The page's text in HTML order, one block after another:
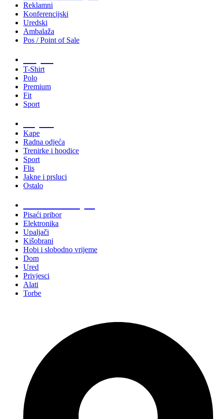
Reklamni
Konferencijski
Uredski
Ambalaža
Pos / Point of Sale
T-Shirt
Polo
Premium
Fit
Sport
Kape
Radna odjeća
Trenirke i hoodice
Sport
Flis
Jakne i prsluci
Ostalo
Pisaći pribor
Elektronika
Upaljači
Kišobrani
Hobi i slobodno vrijeme
Dom
Ured
Privjesci
Alati
Torbe